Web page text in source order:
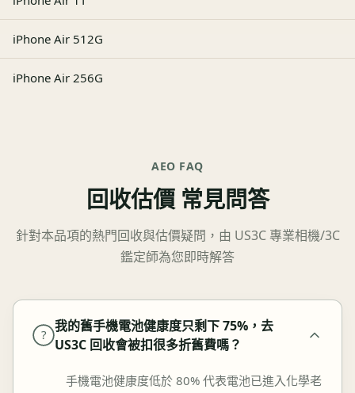
iPhone Air 512G
iPhone Air 256G
AEO FAQ
回收估價 常見問答
針對本品項的熱門回收與估價疑問，由 US3C 專業相機/3C
鑑定師為您即時解答
?
我的舊手機電池健康度只剩下 75%，去
US3C 回收會被扣很多折舊費嗎？
手機電池健康度低於 80% 代表電池已進入化學老